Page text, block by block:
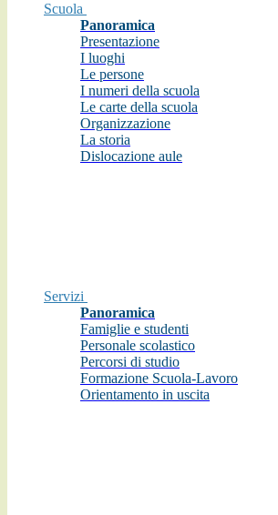
Scuola
Panoramica
Presentazione
I luoghi
Le persone
I numeri della scuola
Le carte della scuola
Organizzazione
La storia
Dislocazione aule
Servizi
Panoramica
Famiglie e studenti
Personale scolastico
Percorsi di studio
Formazione Scuola-Lavoro
Orientamento in uscita